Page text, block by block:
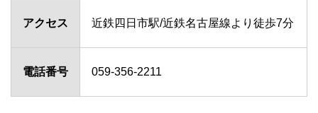
アクセス 近鉄四日市駅/近鉄名古屋線より徒歩7分
電話番号 059-356-2211